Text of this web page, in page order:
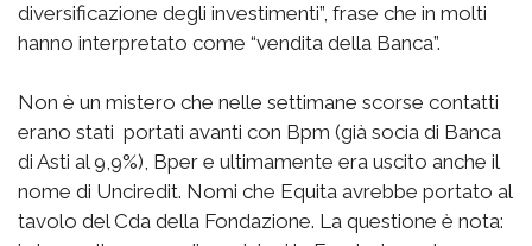
diversificazione degli investimenti”, frase che in molti
hanno interpretato come “vendita della Banca”.
Non è un mistero che nelle settimane scorse contatti
erano stati portati avanti con Bpm (già socia di Banca
di Asti al 9,9%), Bper e ultimamente era uscito anche il
nome di Unciredit. Nomi che Equita avrebbe portato al
tavolo del Cda della Fondazione. La questione è nota: